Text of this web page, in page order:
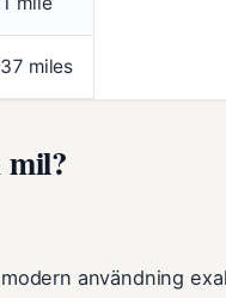
miles
användning